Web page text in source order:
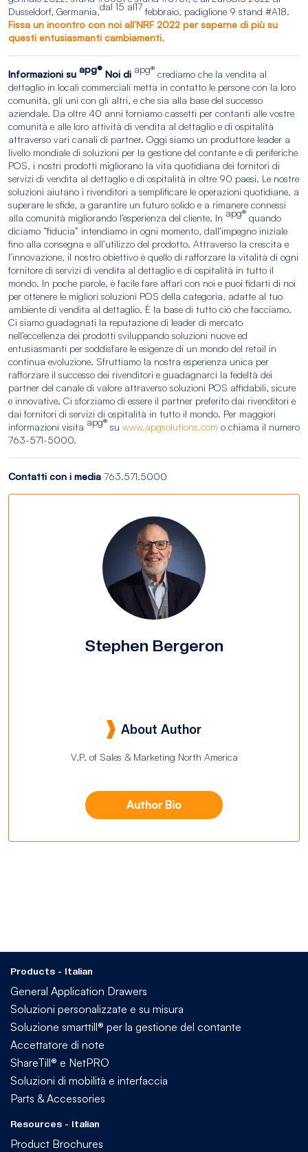
Dusseldorf, Germania,dal 15 al17 febbraio, padiglione 9 stand #A18.
Fissa un incontro con noi all’NRF 2022 per saperne di più su
questi entusiasmanti cambiamenti.
Informazioni su apg® Noi di apg® crediamo che la vendita al
dettaglio in locali commerciali metta in contatto le persone con la loro
comunità, gli uni con gli altri, e che sia alla base del successo
aziendale. Da oltre 40 anni forniamo cassetti per contanti alle vostre
comunità e alle loro attività di vendita al dettaglio e di ospitalità
attraverso vari canali di partner. Oggi siamo un produttore leader a
livello mondiale di soluzioni per la gestione del contante e di periferiche
POS, i nostri prodotti migliorano la vita quotidiana dei fornitori di
servizi di vendita al dettaglio e di ospitalità in oltre 90 paesi. Le nostre
soluzioni aiutano i rivenditori a semplificare le operazioni quotidiane, a
superare le sfide, a garantire un futuro solido e a rimanere connessi
alla comunità migliorando l’esperienza del cliente. In apg® quando
diciamo “fiducia” intendiamo in ogni momento, dall’impegno iniziale
fino alla consegna e all’utilizzo del prodotto. Attraverso la crescita e
l’innovazione, il nostro obiettivo è quello di rafforzare la vitalità di ogni
fornitore di servizi di vendita al dettaglio e di ospitalità in tutto il
mondo. In poche parole, è facile fare affari con noi e puoi fidarti di noi
per ottenere le migliori soluzioni POS della categoria, adatte al tuo
ambiente di vendita al dettaglio. È la base di tutto ciò che facciamo.
Ci siamo guadagnati la reputazione di leader di mercato
nell’eccellenza dei prodotti sviluppando soluzioni nuove ed
entusiasmanti per soddisfare le esigenze di un mondo del retail in
continua evoluzione. Sfruttiamo la nostra esperienza unica per
rafforzare il successo dei rivenditori e guadagnarci la fedeltà dei
partner del canale di valore attraverso soluzioni POS affidabili, sicure
e innovative. Ci sforziamo di essere il partner preferito dai rivenditori e
dai fornitori di servizi di ospitalità in tutto il mondo. Per maggiori
informazioni visita apg® su www.apgsolutions.com o chiama il numero
763-571-5000.
Contatti con i media 763.571.5000
Stephen Bergeron
About Author
V.P. of Sales & Marketing North America
Author Bio
Products - Italian
General Application Drawers
Soluzioni personalizzate e su misura
Soluzione smarttill® per la gestione del contante
Accettatore di note
ShareTill® e NetPRO
Soluzioni di mobilità e interfaccia
Parts & Accessories
Resources - Italian
Product Brochures